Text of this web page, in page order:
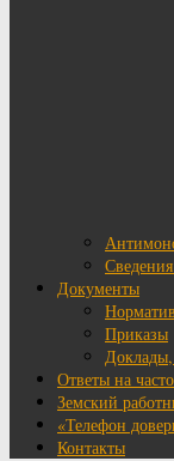
Документы
Приказы
Доклады,
Ответы на
Земский
«Телефон
Контакты